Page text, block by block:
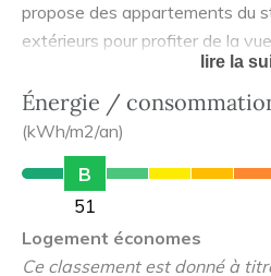
propose des appartements du
extérieurs pour profiter de la
Cathédrale de Reims. Vous
accès sécurisé par digicode et
parking et d'un ascenseur. La
est située à proximité
Ponsardin, entouré par de
répertoriés aux Bâtiments de
élégance et architecture
verdoyant et raffiné.
lire la
Énergie /
(kWh/m2/an)
B
51
Logement économes
Ce classement est donné à